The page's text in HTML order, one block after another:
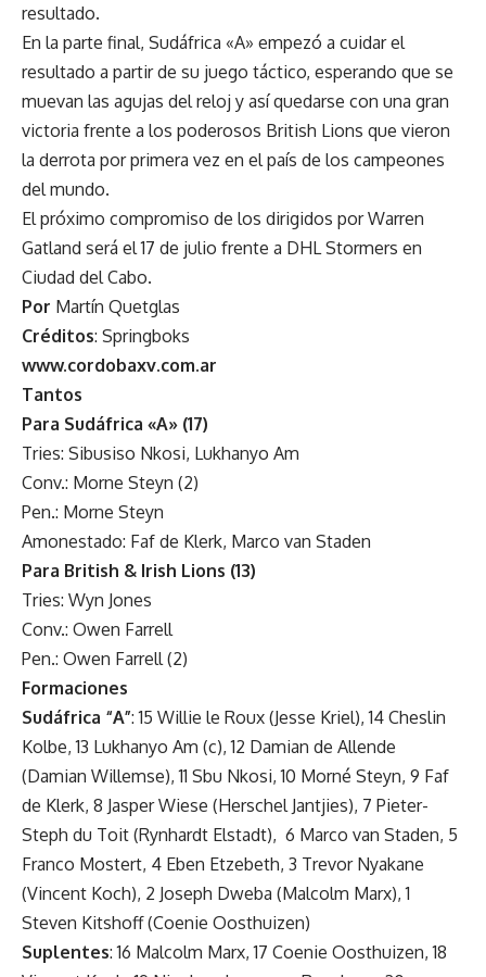
resultado.
En la parte final, Sudáfrica «A» empezó a cuidar el
resultado a partir de su juego táctico, esperando que se
muevan las agujas del reloj y así quedarse con una gran
victoria frente a los poderosos British Lions que vieron
la derrota por primera vez en el país de los campeones
del mundo.
El próximo compromiso de los dirigidos por Warren
Gatland será el 17 de julio frente a DHL Stormers en
Ciudad del Cabo.
Por Martín Quetglas
Créditos: Springboks
www.cordobaxv.com.ar
Tantos
Para Sudáfrica «A» (17)
Tries: Sibusiso Nkosi, Lukhanyo Am
Conv.: Morne Steyn (2)
Pen.: Morne Steyn
Amonestado: Faf de Klerk, Marco van Staden
Para British & Irish Lions (13)
Tries: Wyn Jones
Conv.: Owen Farrell
Pen.: Owen Farrell (2)
Formaciones
Sudáfrica “A”: 15 Willie le Roux (Jesse Kriel), 14 Cheslin
Kolbe, 13 Lukhanyo Am (c), 12 Damian de Allende
(Damian Willemse), 11 Sbu Nkosi, 10 Morné Steyn, 9 Faf
de Klerk, 8 Jasper Wiese (Herschel Jantjies), 7 Pieter-
Steph du Toit (Rynhardt Elstadt), 6 Marco van Staden, 5
Franco Mostert, 4 Eben Etzebeth, 3 Trevor Nyakane
(Vincent Koch), 2 Joseph Dweba (Malcolm Marx), 1
Steven Kitshoff (Coenie Oosthuizen)
Suplentes: 16 Malcolm Marx, 17 Coenie Oosthuizen, 18